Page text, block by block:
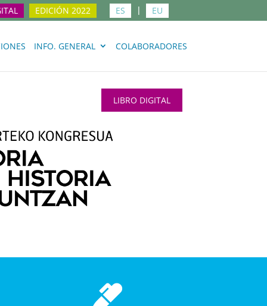
EDICIÓN 2022 ES EU
INFO. GENERAL COLABORADORES
LIBRO DIGITAL
